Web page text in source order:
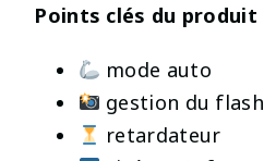
Points clés du produit
mode auto
gestion du flash
retardateur